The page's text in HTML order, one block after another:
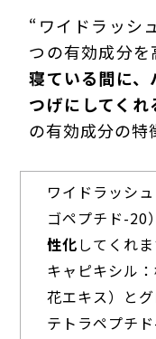
“ワイドラッシ
つの有効成分を
寝ている間に
つげにしてくれ
の有効成分の特
ワイドラッシ
ゴペプチド-20
性化してくれ
キャピキシル
花エキス）と
テトラペプチ